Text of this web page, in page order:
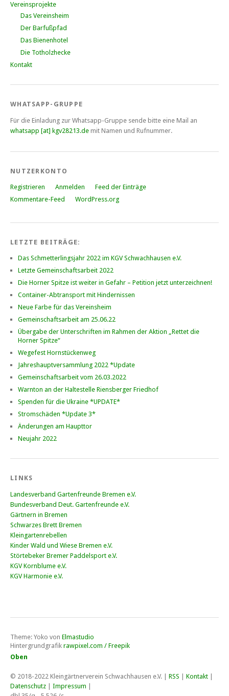
Vereinsprojekte
Das Vereinsheim
Der Barfußpfad
Das Bienenhotel
Die Totholzhecke
Kontakt
WHATSAPP-GRUPPE
Für die Einladung zur Whatsapp-Gruppe sende bitte eine Mail an
whatsapp [at] kgv28213.de mit Namen und Rufnummer.
NUTZERKONTO
Registrieren Anmelden
Feed der Einträge
Kommentare-Feed
WordPress.org
LETZTE BEITRÄGE:
Das Schmetterlingsjahr 2022 im KGV Schwachhausen e.V.
Letzte Gemeinschaftsarbeit 2022
Die Horner Spitze ist weiter in Gefahr – Petition jetzt unterzeichnen!
Container-Abtransport mit Hindernissen
Neue Farbe für das Vereinsheim
Gemeinschaftsarbeit am 25.06.22
Übergabe der Unterschriften im Rahmen der Aktion „Rettet die
Horner Spitze“
Wegefest Hornstückenweg
Jahreshauptversammlung 2022 *Update
Gemeinschaftsarbeit vom 26.03.2022
Warnton an der Haltestelle Riensberger Friedhof
Spenden für die Ukraine *UPDATE*
Stromschäden *Update 3*
Änderungen am Haupttor
Neujahr 2022
LINKS
Landesverband Gartenfreunde Bremen e.V.
Bundesverband Deut. Gartenfreunde e.V.
Gärtnern in Bremen
Schwarzes Brett Bremen
Kleingartenrebellen
Kinder Wald und Wiese Bremen e.V.
Störtebeker Bremer Paddelsport e.V.
KGV Kornblume e.V.
KGV Harmonie e.V.
Theme: Yoko von Elmastudio
Hintergrundgrafik rawpixel.com / Freepik
Oben
© 2018-2022 Kleingärtnerverein Schwachhausen e.V. | RSS Kontakt
Datenschutz
Impressum